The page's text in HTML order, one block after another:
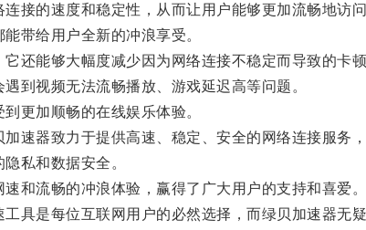
的速度和稳定性，从而让用户能够更加流畅地访问
带给用户全新的冲浪享受。
能够大幅度减少因为网络连接不稳定而导致的卡顿
视频无法流畅播放、游戏延迟高等问题。
更加顺畅的在线娱乐体验。
器致力于提供高速、稳定、安全的网络连接服务，
私和数据安全。
流畅的冲浪体验，赢得了广大用户的支持和喜爱。
是每位互联网用户的必然选择，而绿贝加速器无疑